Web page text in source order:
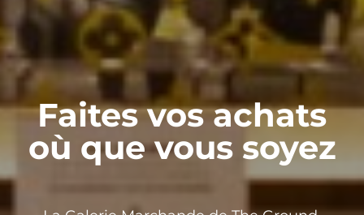
Faites vos achats
où que vous soyez